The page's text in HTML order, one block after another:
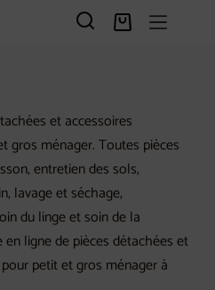
Panier
et accessoires
gros ménager. Toutes pièces
entretien des sols,
lavage et séchage,
du linge et soin de la
ligne de pièces détachées et
petit et gros ménager à